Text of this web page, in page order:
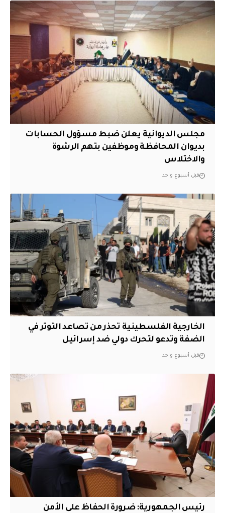
مجلس الديوانية يعلن ضبط مسؤول الحسابات
بديوان المحافظة وموظفين بتهم الرشوة
والاختلاس
قبل أسبوع واحد
الخارجية الفلسطينية تحذر من تصاعد التوتر في
الضفة وتدعو لتحرك دولي ضد إسرائيل
قبل أسبوع واحد
رئيس الجمهورية: ضرورة الحفاظ على الأمن